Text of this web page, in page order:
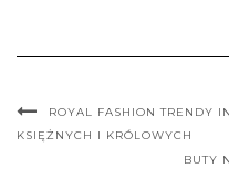
ROYAL FASHION TRENDY
KSIĘŻNYCH I KRÓLOWYCH
BUTY